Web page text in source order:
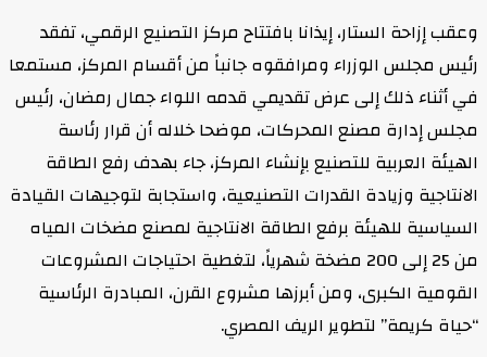
وعقب إزاحة الستار، إيذانا بافتتاح مركز التصنيع الرقمي، تفقد
رئيس مجلس الوزراء ومرافقوه جانباً من أقسام المركز، مستمعا
في أثناء ذلك إلى عرض تقديمي قدمه اللواء جمال رمضان، رئيس
مجلس إدارة مصنع المحركات، موضحا خلاله أن قرار رئاسة
الهيئة العربية للتصنيع بإنشاء المركز، جاء بهدف رفع الطاقة
الانتاجية وزيادة القدرات التصنيعية، واستجابة لتوجيهات القيادة
السياسية للهيئة برفع الطاقة الانتاجية لمصنع مضخات المياه
من 25 إلى 200 مضخة شهرياً، لتغطية احتياجات المشروعات
القومية الكبرى، ومن أبرزها مشروع القرن، المبادرة الرئاسية
“حياة كريمة” لتطوير الريف المصري.